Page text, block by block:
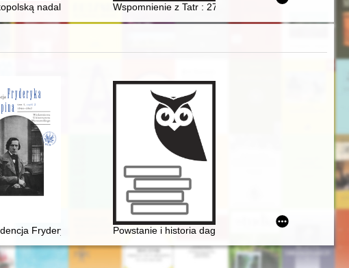
eksperci i specjaliści z dziedziny logistyki : udział Polaków w misjach
nadal rządzą trumny Cegielskiego i Marcinkowskiego
Wspomnienie z Tatr : 27.5.1935
Fryderyka Chopina. T. 3 cz. 2,Powstanie i historia dagerotypowych wizerunków